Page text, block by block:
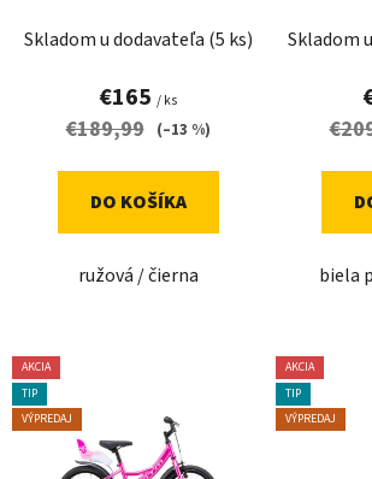
kSkladom u dodavateľa (5 ks)
€165 / ks
€189,99 (–13 %)
DO KOŠÍKA
ružová / čierna
Skladom
biela
AKCIA
TIP
VÝPREDAJ
AKCIA
TIP
VÝPREDAJ